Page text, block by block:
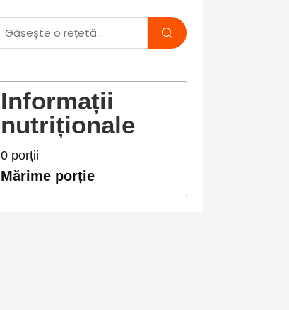
Informații
nutriționale
0porții
Mărime porție